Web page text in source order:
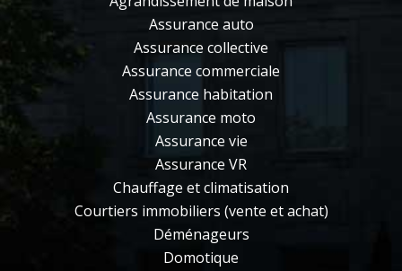
Assurance auto
Assurance collective
Assurance commerciale
Assurance habitation
Assurance moto
Assurance vie
Assurance VR
Chauffage et climatisation
Courtiers immobiliers (vente et achat)
Déménageurs
Domotique